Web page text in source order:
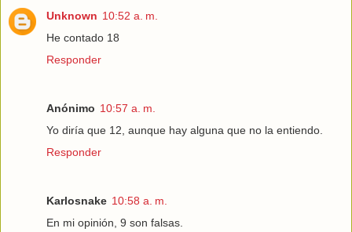
Unknown 10:52 a. m.
He contado 18
Responder
Anónimo 10:57 a. m.
Yo diría que 12, aunque hay alguna que no la entiendo.
Responder
Karlosnake 10:58 a. m.
En mi opinión, 9 son falsas.